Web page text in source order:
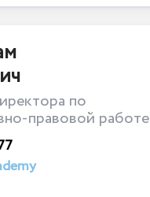
по
правовой работе